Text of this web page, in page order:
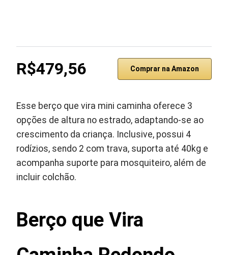
R$479,56 Comprar na Amazon
Esse berço que vira mini caminha oferece 3
opções de altura no estrado, adaptando-se ao
crescimento da criança. Inclusive, possui 4
rodízios, sendo 2 com trava, suporta até 40kg e
acompanha suporte para mosquiteiro, além de
incluir colchão.
Berço que Vira